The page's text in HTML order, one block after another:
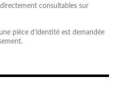
consultables sur
pièce d’identité est demandée